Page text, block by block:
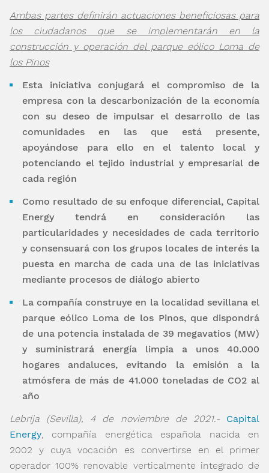
Ambas partes definirán actuaciones beneficiosas para
los ciudadanos que se implementarán en la
construcción y operación del parque eólico Loma de
los Pinos
Esta iniciativa conjugará el compromiso de la
empresa con la descarbonización de la economía
con su deseo de impulsar el desarrollo de las
comunidades en las que está presente,
apoyándose para ello en el talento local y
potenciando el tejido industrial y empresarial de
cada región
Como resultado de su enfoque diferencial, Capital
Energy tendrá en consideración las
particularidades y necesidades de cada territorio
y consensuará con los grupos locales de interés la
puesta en marcha de cada una de las iniciativas
mediante procesos de diálogo abierto
La compañía construye en la localidad sevillana el
parque eólico Loma de los Pinos, que dispondrá
de una potencia instalada de 39 megavatios (MW)
y suministrará energía limpia a unos 40.000
hogares andaluces, evitando la emisión a la
atmósfera de más de 41.000 toneladas de CO2 al
año
Lebrija (Sevilla), 4 de noviembre de 2021.- Capital
Energy, compañía energética española nacida en
2002 y cuya vocación es convertirse en el primer
operador 100% renovable verticalmente integrado de